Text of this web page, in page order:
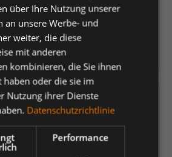
Louis Steitz Secura
GmbH + Co. KG
4044348387580
Z25700UW36P
Tagen, Lieferzeit 1-3 Tage
über Ihre Nutzung unserer
an unsere Werbe- und
weiter, die diese
mit anderen
kombinieren, die Sie ihnen
haben oder die sie im
Nutzung ihrer Dienste
Datenschutzrichtlinie
Performance